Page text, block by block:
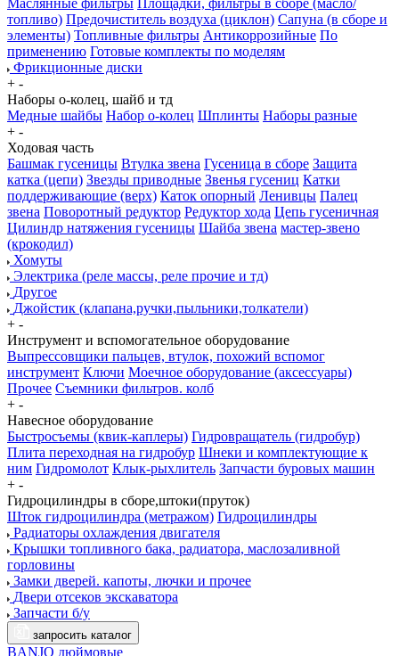
Маслянные фильтры Площадки, фильтры в сборе (масло/
топливо) Предочиститель воздуха (циклон) Сапуна (в сборе и
элементы) Топливные фильтры Антикоррозийные По
применению Готовые комплекты по моделям
Фрикционные диски
+ -
Наборы о-колец, шайб и тд
Медные шайбы Набор о-колец Шплинты Наборы разные
+ -
Ходовая часть
Башмак гусеницы Втулка звена Гусеница в сборе Защита
катка (цепи) Звезды приводные Звенья гусениц Катки
поддерживающие (верх) Каток опорный Ленивцы Палец
звена Поворотный редуктор Редуктор хода Цепь гусеничная
Цилиндр натяжения гусеницы Шайба звена мастер-звено
(крокодил)
Хомуты
Электрика (реле массы, реле прочие и тд)
Другое
Джойстик (клапана,ручки,пыльники,толкатели)
+ -
Инструмент и вспомогательное оборудование
Выпрессовщики пальцев, втулок, похожий вспомог
инструмент Ключи Моечное оборудование (аксессуары)
Прочее Съемники фильтров. колб
+ -
Навесное оборудование
Быстросъемы (квик-каплеры) Гидровращатель (гидробур)
Плита переходная на гидробур Шнеки и комплектующие к
ним Гидромолот Клык-рыхлитель Запчасти буровых машин
+ -
Гидроцилиндры в сборе,штоки(пруток)
Шток гидроцилиндра (метражом) Гидроцилиндры
Радиаторы охлаждения двигателя
Крышки топливного бака, радиатора, маслозаливной
горловины
Замки дверей. капоты, лючки и прочее
Двери отсеков экскаватора
Запчасти б/у
запросить каталог
BANJO дюймовые